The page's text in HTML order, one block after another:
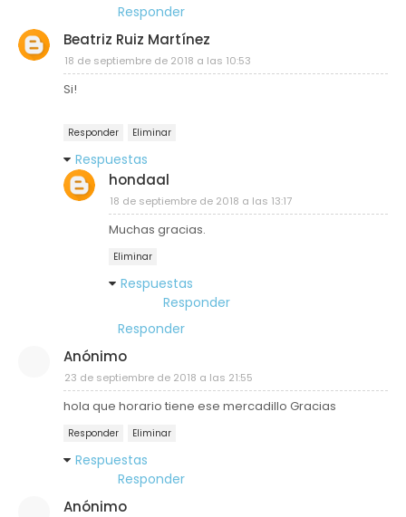
Responder
Beatriz Ruiz Martínez
18 de septiembre de 2018 a las 10:53
Si!
Responder Eliminar
Respuestas
hondaal
18 de septiembre de 2018 a las 13:17
Muchas gracias.
Eliminar
Respuestas
Responder
Responder
Anónimo
23 de septiembre de 2018 a las 21:55
hola que horario tiene ese mercadillo Gracias
Responder Eliminar
Respuestas
Responder
Anónimo